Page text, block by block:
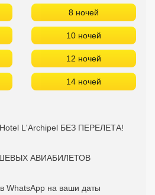
8 ночей
10 ночей
12 ночей
14 ночей
L'Archipel БЕЗ ПЕРЕЛЕТА!
АВИАБИЛЕТОВ
WhatsApp на ваши даты